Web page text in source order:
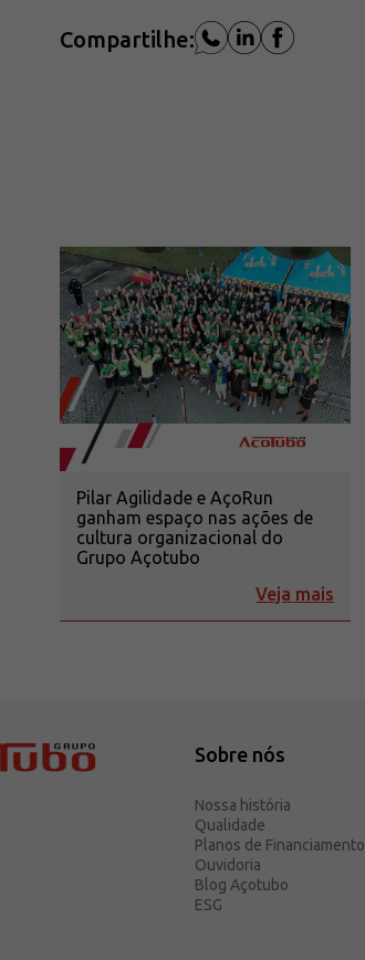
Compartilhe:
Pilar Agilidade e AçoRun
ganham espaço nas ações de
cultura organizacional do
Grupo Açotubo
Veja mais
Sobre nós
Nossa história
Qualidade
Planos de Financiamento
Ouvidoria
Blog Açotubo
ESG